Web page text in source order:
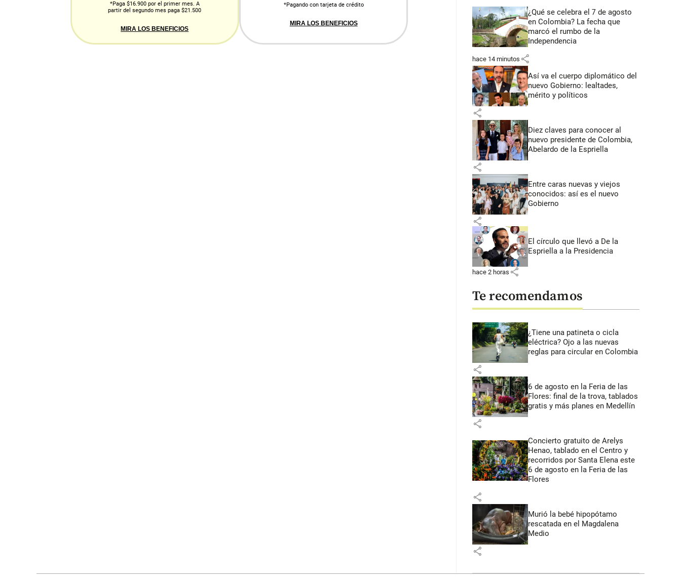
*Paga $16.900 por el primer mes. A
partir del segundo mes paga $21.500
MIRA LOS BENEFICIOS
*Pagando con tarjeta de crédito
MIRA LOS BENEFICIOS
¿Qué se celebra el 7 de agosto
en Colombia? La fecha que
marcó el rumbo de la
Independencia
hace 14 minutos share
Así va el cuerpo diplomático del
nuevo Gobierno: lealtades,
mérito y políticos
share
Diez claves para conocer al
nuevo presidente de Colombia,
Abelardo de la Espriella
share
Entre caras nuevas y viejos
conocidos: así es el nuevo
Gobierno
share
El círculo que llevó a De la
Espriella a la Presidencia
hace 2 horas share
Te recomendamos
¿Tiene una patineta o cicla
eléctrica? Ojo a las nuevas
reglas para circular en Colombia
share
6 de agosto en la Feria de las
Flores: final de la trova, tablados
gratis y más planes en Medellín
share
Concierto gratuito de Arelys
Henao, tablado en el Centro y
recorridos por Santa Elena este
6 de agosto en la Feria de las
Flores
share
Murió la bebé hipopótamo
rescatada en el Magdalena
Medio
share